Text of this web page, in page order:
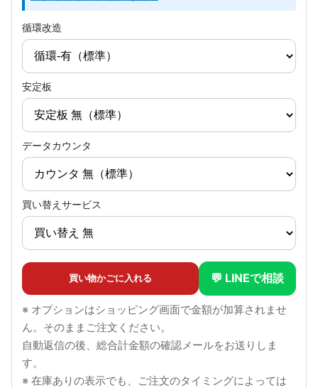
循環改造
安定板
データカウンタ
買い替えサービス
買い物かごに入れる 💬 LINEで相談
※ オプションはショッピング画面で金額が加算されませ
ん。そのままご注文ください。
自動返信の後、総合計金額の確認メールをお送りしま
す。
※ 在庫ありの表示でも、ご注文のタイミングによっては